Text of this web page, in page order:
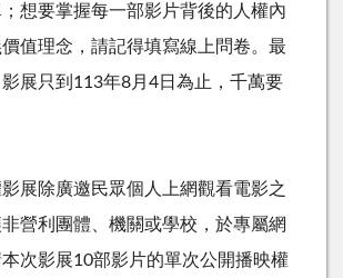
想要掌握每一部影片背後的人權內
值理念，請記得填寫線上問卷。最
展只到113年8月4日為止，千萬要
展除廣邀民眾個人上網觀看電影之
營利團體、機關或學校，於專屬網
次影展10部影片的單次公開播映權